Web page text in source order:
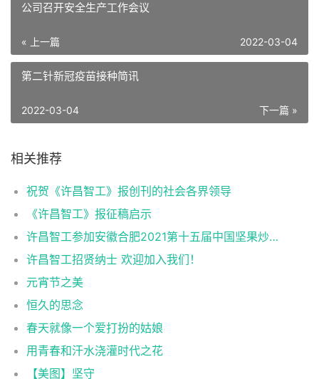
公司召开安全生产工作会议
« 上一篇 2022-03-04
第二针新冠疫苗接种简讯
下一篇 »
2022-03-04
相关推荐
祝贺《许昌智工》报创刊的社会各界领导
《许昌智工》报征稿启示
许昌智工参加安徽合肥2021第十五届中国坚果炒货展掠影
许昌智工招贤纳士 欢迎加入我们！
元宵节之美
恒久的思念
春天就像一个爱打扮的姑娘
用青春和汗水浇灌时代之花
【美图】坚守